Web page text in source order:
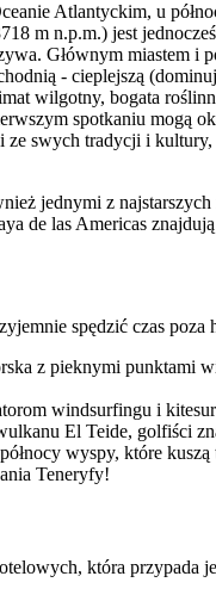
Atlantyckim, u
m n.p.m.) jest
Głównym miastem i
- cieplejszą
wilgotny, bogata
spotkaniu mogą
swych tradycji i
jednymi z
de las Americas
spędzić czas poza
z pieknymi punktami
windsurfingu i
El Teide, golfiści
wyspy, które
Teneryfy!
która przypada